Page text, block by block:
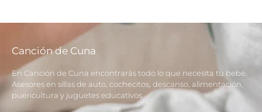
Canción de Cuna
En Canción de Cuna encontrarás todo lo que necesita tu bebé.
Asesores en sillas de auto, cochecitos, descanso, alimentación,
puericultura y juguetes educativos